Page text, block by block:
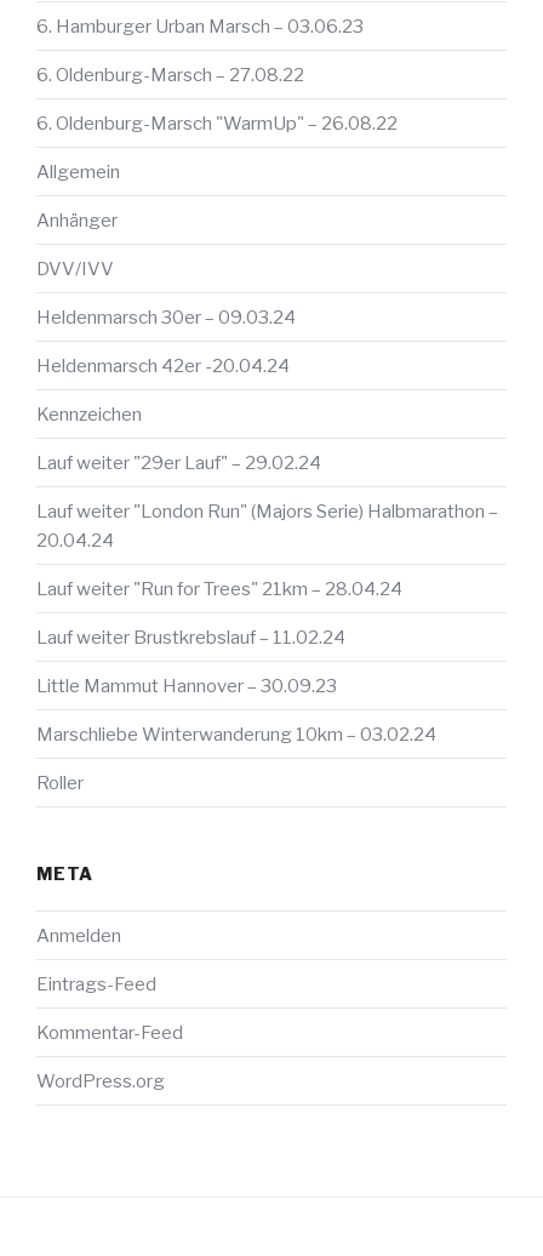
6. Hamburger Urban Marsch – 03.06.23
6. Oldenburg-Marsch – 27.08.22
6. Oldenburg-Marsch "WarmUp" – 26.08.22
Allgemein
Anhänger
DVV/IVV
Heldenmarsch 30er – 09.03.24
Heldenmarsch 42er -20.04.24
Kennzeichen
Lauf weiter "29er Lauf" – 29.02.24
Lauf weiter "London Run" (Majors Serie) Halbmarathon –
20.04.24
Lauf weiter "Run for Trees" 21km – 28.04.24
Lauf weiter Brustkrebslauf – 11.02.24
Little Mammut Hannover – 30.09.23
Marschliebe Winterwanderung 10km – 03.02.24
Roller
META
Anmelden
Eintrags-Feed
Kommentar-Feed
WordPress.org